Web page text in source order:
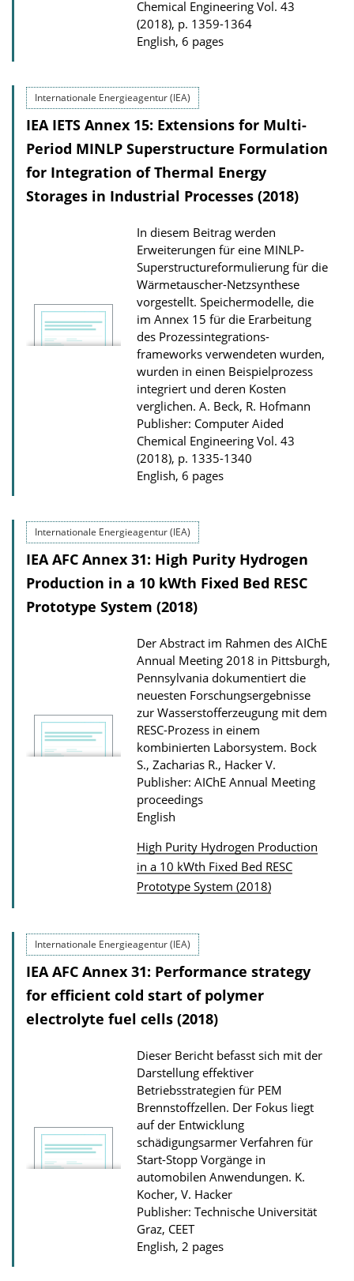
o
a
d
Chemical Engineering Vol. 43
(2018), p. 1359-1364
English, 6 pages
Internationale Energieagentur (IEA)
IEA IETS Annex 15: Extensions for Multi-
Period MINLP Superstructure Formulation
for Integration of Thermal Energy
Storages in Industrial Processes (2018)
In diesem Beitrag werden
Erweiterungen für eine MINLP-
Superstructure­formulierung für die
Wärmetauscher-­Netzsynthese
vorgestellt. Speichermodelle, die
im Annex 15 für die Erarbeitung
des Prozessintegrations­
frameworks verwendeten wurden,
wurden in einen Beispielprozess
integriert und deren Kosten
verglichen. A. Beck, R. Hofmann
Publisher: Computer Aided
Chemical Engineering Vol. 43
(2018), p. 1335-1340
English, 6 pages
Internationale Energieagentur (IEA)
IEA AFC Annex 31: High Purity Hydrogen
Production in a 10 kWth Fixed Bed RESC
Prototype System (2018)
Der Abstract im Rahmen des AIChE
Annual Meeting 2018 in Pittsburgh,
Pennsylvania dokumentiert die
neuesten Forschungsergebnisse
zur Wasserstofferzeugung mit dem
RESC-Prozess in einem
kombinierten Laborsystem. Bock
S., Zacharias R., Hacker V.
Publisher: AIChE Annual Meeting
proceedings
English
P
u
l
i
c
a
t
o
n
D
o
w
n
l
o
a
High Purity Hydrogen Production
in a 10 kWth Fixed Bed RESC
Prototype System (2018)
Internationale Energieagentur (IEA)
IEA AFC Annex 31: Performance strategy
for efficient cold start of polymer
electrolyte fuel cells (2018)
Dieser Bericht befasst sich mit der
Darstellung effektiver
Betriebsstrategien für PEM
Brennstoffzellen. Der Fokus liegt
auf der Entwicklung
schädigungsarmer Verfahren für
Start-Stopp Vorgänge in
automobilen Anwendungen. K.
Kocher, V. Hacker
Publisher: Technische Universität
Graz, CEET
English, 2 pages